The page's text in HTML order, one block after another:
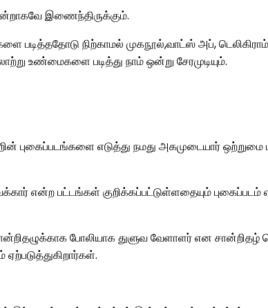
இணைந்திருக்கும்.
நிற்காமல் முகநூல்,வாட்ஸ் அப்,
உண்மைகளை படித்து நாம் ஒன்று சேரமுடியும்.
புகைப்படங்களை எடுத்து நமது அகமுடையார்
என்ற பட்டங்கள் குறிக்கப்பட்டுள்ளதையும் புகைப்படம்
சான்றிதழுக்காக போலியாக துளுவ வேளாளர் என